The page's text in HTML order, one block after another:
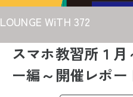
LOUNGE WiTH 372
スマホ教習所１
ー編～開催レポー